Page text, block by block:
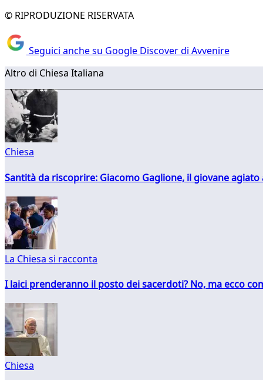
© RIPRODUZIONE RISERVATA
Seguici anche su Google Discover di Avvenire
Altro di Chiesa Italiana
Chiesa
Santità da riscoprire: Giacomo Gaglione, il giovane
La Chiesa si racconta
I laici prenderanno il posto dei sacerdoti? No, ma ecco
Chiesa